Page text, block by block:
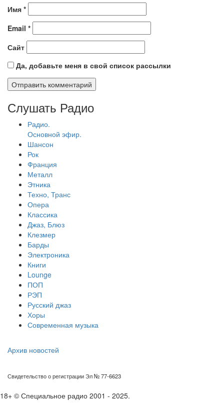
Имя *
Email *
Сайт
Да, добавьте меня в свой список рассылки
Слушать Радио
Радио.
Основной эфир.
Шансон
Рок
Франция
Металл
Этника
Техно, Транс
Опера
Классика
Джаз, Блюз
Клезмер
Барды
Электроника
Книги
Lounge
ПОП
РЭП
Русский джаз
Хоры
Современная музыка
Архив новостей
Свидетельство о регистрации Эл № 77-6623
18+ © Специальное радио 2001 - 2025.